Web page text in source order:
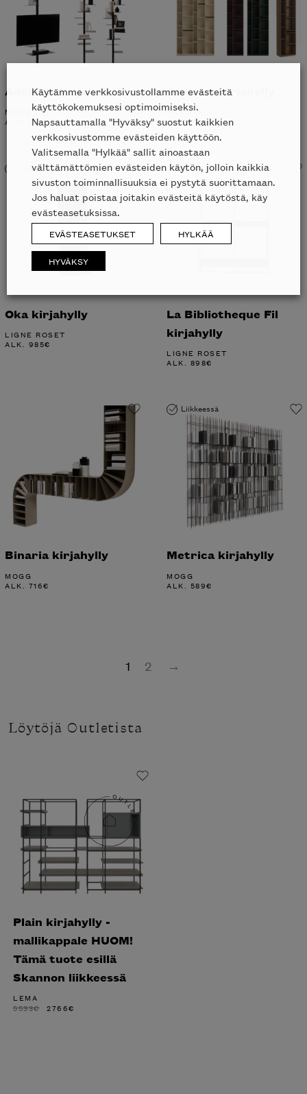
Adelaide kirjahylly
MOGG
ALK. 1511€ UUSI
Random kirjahylly
MDF ITALIA
ALK.1337€
Liikkeessä
Oka kirjahylly
LIGNE ROSET
ALK. 985€
La Bibliotheque Fil
kirjahylly
LIGNE ROSET
ALK. 898€
Binaria kirjahylly
MOGG
ALK. 716€
Liikkeessä
Metrica kirjahylly
MOGG
ALK. 589€
1 2 →
Löytöjä Outletista
Plain kirjahylly -
mallikappale HUOM!
Tämä tuote esillä
Skannon liikkeessä
LEMA
5533€ ALKUPERÄINEN
2766€
Käytämme verkkosivustollamme evästeitä
käyttökokemuksesi optimoimiseksi.
Napsauttamalla "Hyväksy" suostut kaikkien
verkkosivustomme evästeiden käyttöön.
Valitsemalla "Hylkää" sallit ainoastaan
välttämättömien evästeiden käytön, jolloin kaikkia
sivuston toiminnallisuuksia ei pystytä suorittamaan.
Jos haluat poistaa joitakin evästeitä käytöstä, käy
evästeasetuksissa.
EVÄSTEASETUKSET HYLKÄÄ
HYVÄKSY